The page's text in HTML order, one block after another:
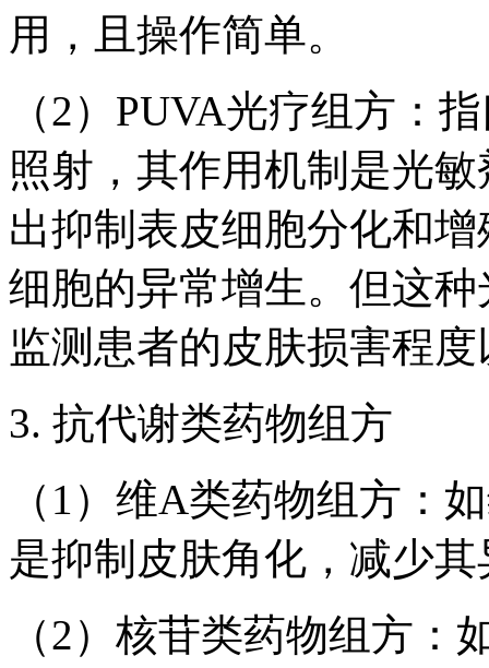
用，且操作简单。
（2）PUVA光疗组方：
照射，其作用机制是光
出抑制表皮细胞分化和
细胞的异常增生。但这
监测患者的皮肤损害程
3. 抗代谢类药物组方
（1）维A类药物组方：
是抑制皮肤角化，减少
（2）核苷类药物组方